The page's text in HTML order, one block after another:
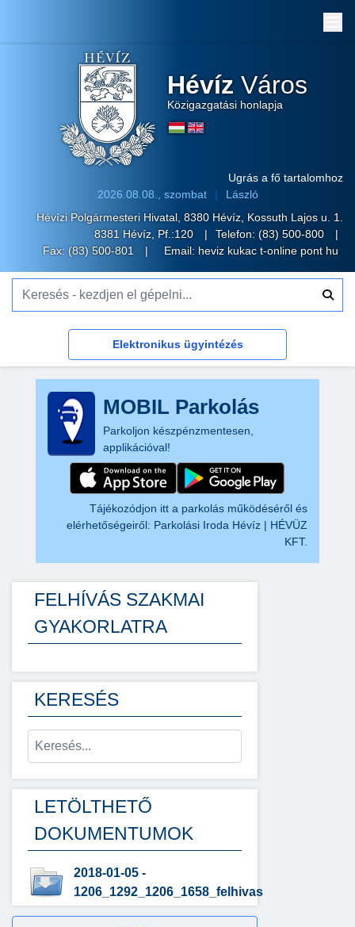
Hévíz Város
Közigazgatási honlapja
Ugrás a fő tartalomhoz
2026.08.08., szombat
László
Hévízi Polgármesteri Hivatal, 8380 Hévíz, Kossuth Lajos u. 1.
8381 Hévíz, Pf.:120
Telefon: (83) 500-800
Fax: (83) 500-801
Email: heviz kukac t-online pont hu
Elektronikus ügyintézés
MOBIL Parkolás
Parkoljon készpénzmentesen,
applikációval!
Tájékozódjon itt a parkolás működéséről és
elérhetőségeiről: Parkolási Iroda Hévíz | HÉVÜZ
KFT.
FELHÍVÁS SZAKMAI
GYAKORLATRA
KERESÉS
LETÖLTHETŐ
DOKUMENTUMOK
2018-01-05 -
1206_1292_1206_1658_felhivas